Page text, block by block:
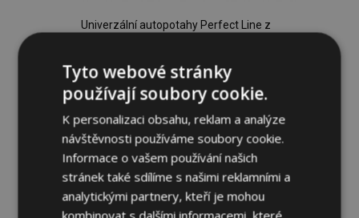
Univerzální autopotahy Perfect Line z
1 535,00 Kč
Přidat Do Košíku
Přidat
k
oblíbeným
Tyto webové stránky
používají soubory cookie.
K personalizaci obsahu, reklam a analýze
návštěvnosti používáme soubory cookie.
Informace o vašem používání našich
stránek také sdílíme s našimi reklamními a
analytickými partnery, kteří je mohou